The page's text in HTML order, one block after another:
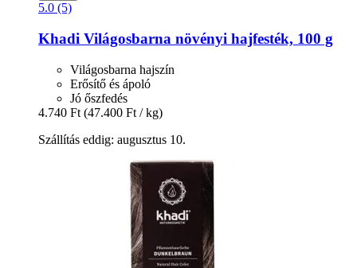
5.0 (5)
Khadi Világosbarna növényi hajfesték, 100 g
Világosbarna hajszín
Erősítő és ápoló
Jó őszfedés
4.740 Ft (47.400 Ft / kg)
Szállítás eddig: augusztus 10.